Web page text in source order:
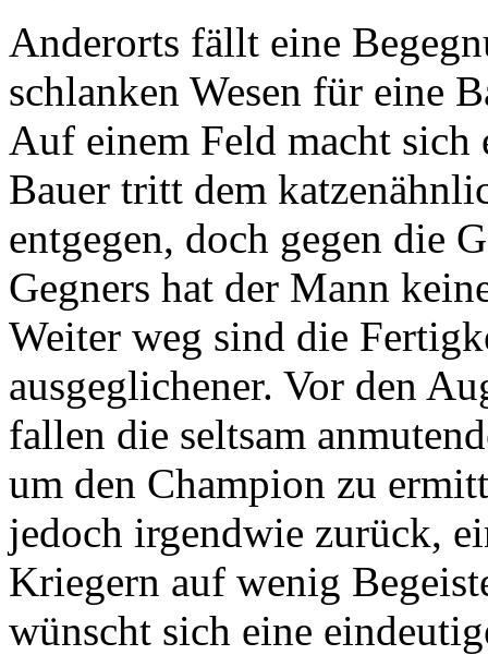
Anderorts fällt eine
schlanken Wesen für eine
Auf einem Feld macht sich
Bauer tritt dem
entgegen, doch gegen die
Gegners hat der Mann
Weiter weg sind die
ausgeglichener. Vor den
fallen die seltsam
um den Champion zu
jedoch irgendwie zurück,
Kriegern auf wenig
wünscht sich eine